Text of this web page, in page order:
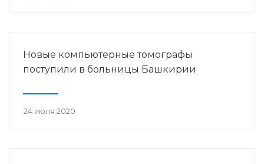
Новые компьютерные томографы
поступили в больницы Башкирии
24 июля 2020